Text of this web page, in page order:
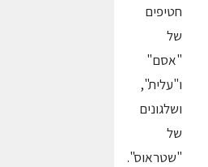
חטיפים
של
"אסם"
ו"עלית",
ושלגונים
של
"שטראוס".